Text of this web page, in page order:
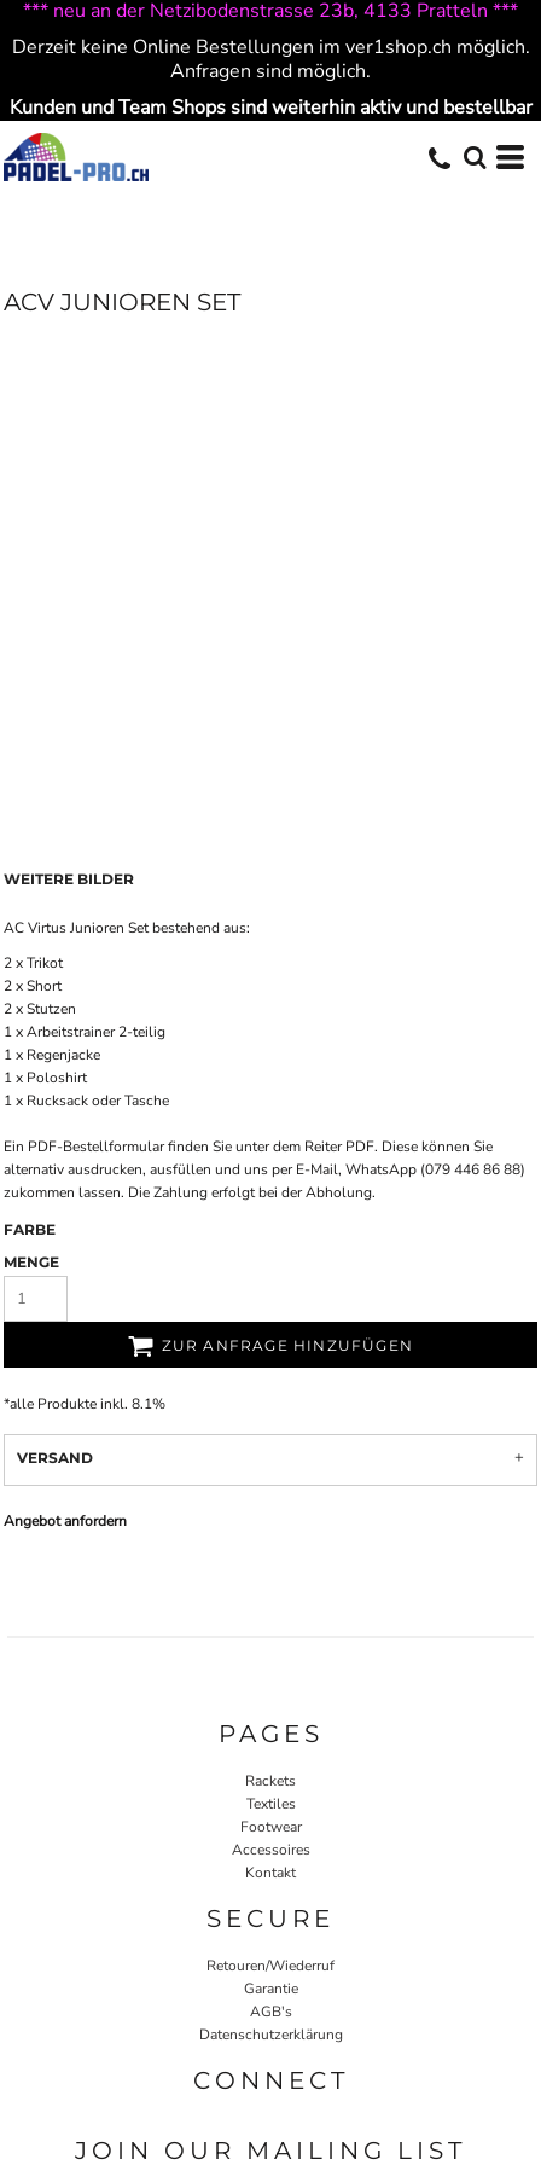
*** neu an der Netzibodenstrasse 23b, 4133 Pratteln ***
Derzeit keine Online Bestellungen im ver1shop.ch möglich.
Anfragen sind möglich.
Kunden und Team Shops sind weiterhin aktiv und bestellbar
ACV JUNIOREN SET
WEITERE BILDER
AC Virtus Junioren Set bestehend aus:
2 x Trikot
2 x Short
2 x Stutzen
1 x Arbeitstrainer 2-teilig
1 x Regenjacke
1 x Poloshirt
1 x Rucksack oder Tasche
Ein PDF-Bestellformular finden Sie unter dem Reiter PDF. Diese können Sie
alternativ ausdrucken, ausfüllen und uns per E-Mail, WhatsApp (079 446 86 88)
zukommen lassen. Die Zahlung erfolgt bei der Abholung.
FARBE
MENGE
ZUR ANFRAGE HINZUFÜGEN
*alle Produkte inkl. 8.1%
VERSAND
Angebot anfordern
PAGES
Rackets
Textiles
Footwear
Accessoires
Kontakt
SECURE
Retouren/Wiederruf
Garantie
AGB's
Datenschutzerklärung
CONNECT
JOIN OUR MAILING LIST